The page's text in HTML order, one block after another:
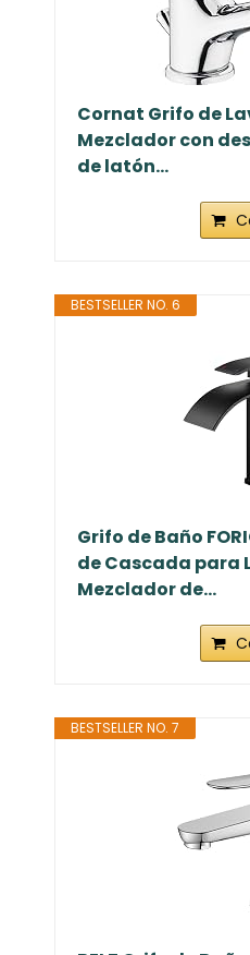
Cornat Grifo de
Mezclador con
de latón...
BESTSELLER NO. 6
Grifo de Baño
de Cascada para
Mezclador de...
BESTSELLER NO. 7